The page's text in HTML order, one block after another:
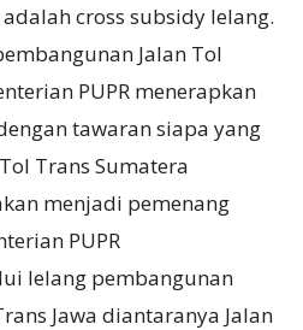
cross subsidy lelang.
Jalan Tol
PUPR menerapkan
tawaran siapa yang
Trans Sumatera
menjadi pemenang
PUPR
lelang pembangunan
Jawa diantaranya Jalan